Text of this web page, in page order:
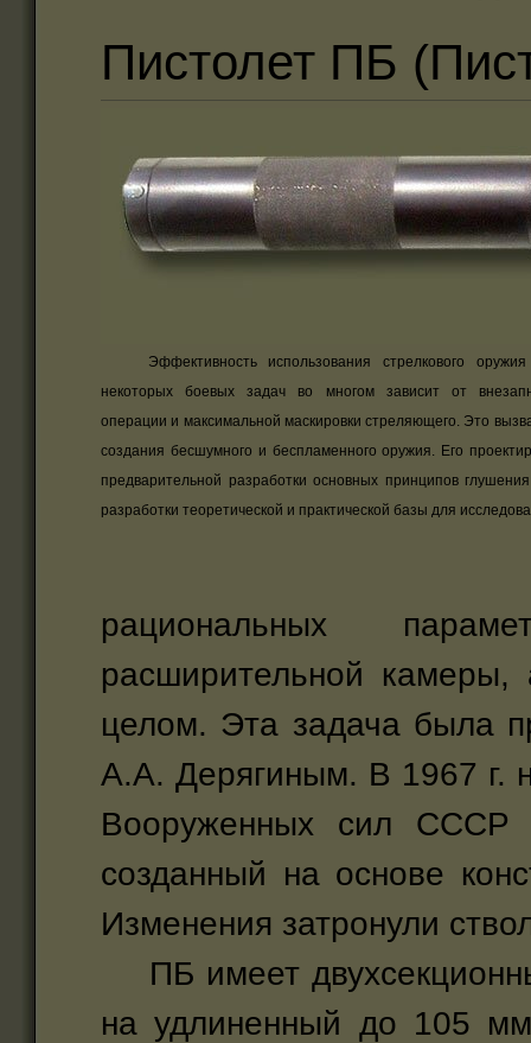
Пистолет ПБ
Эффективность использования стрелкового
некоторых боевых задач во многом зависит от
операции и максимальной маскировки стреляющего. Это
создания бесшумного и беспламенного оружия. Его
предварительной разработки основных принципов
разработки теоретической и практической базы для
рациональных
расширительной камеры,
целом. Эта задача была
А.А. Дерягиным. В 1967 г.
Вооруженных сил СССР
созданный на основе
Изменения затронули
ПБ имеет
на удлиненный до 105